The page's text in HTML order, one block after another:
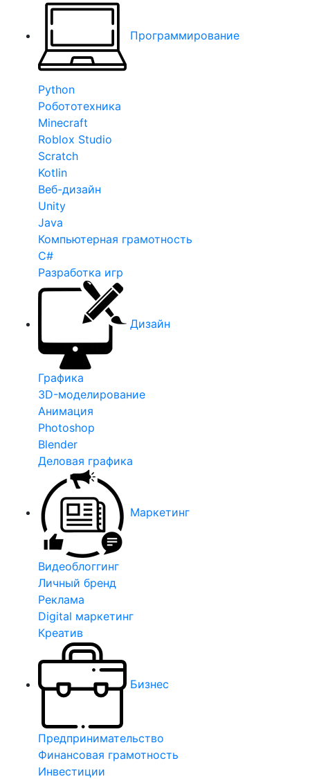
Программирование
Python
Робототехника
Minecraft
Roblox Studio
Scratch
Kotlin
Веб-дизайн
Unity
Java
Компьютерная грамотность
C#
Разработка игр
Дизайн
Графика
3D-моделирование
Анимация
Photoshop
Blender
Деловая графика
Маркетинг
Видеоблоггинг
Личный бренд
Реклама
Digital маркетинг
Креатив
Бизнес
Предпринимательство
Финансовая грамотность
Инвестиции